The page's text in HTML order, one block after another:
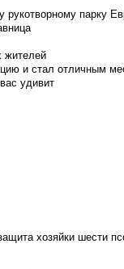
рукотворному парку
жителей
и стал отличным
удивит
хозяйки шести